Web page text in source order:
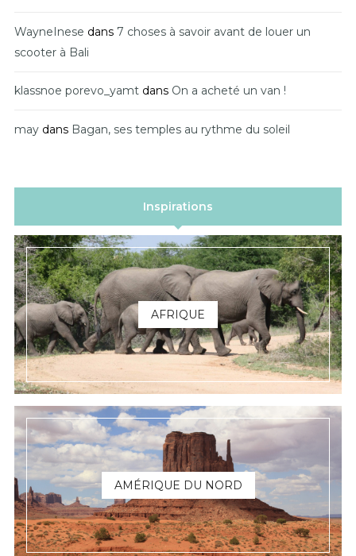
WayneInese dans 7 choses à savoir avant de louer un
scooter à Bali
klassnoe porevo_yamt dans On a acheté un van !
may dans Bagan, ses temples au rythme du soleil
Inspirations
AFRIQUE
AMÉRIQUE DU NORD